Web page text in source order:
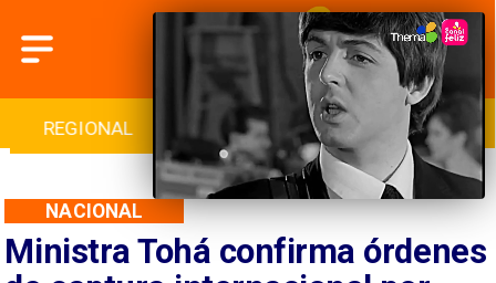
INTERNACIONAL DEPORTES CULTURA
Ministra Tohá confirma órdenes
NACIONAL